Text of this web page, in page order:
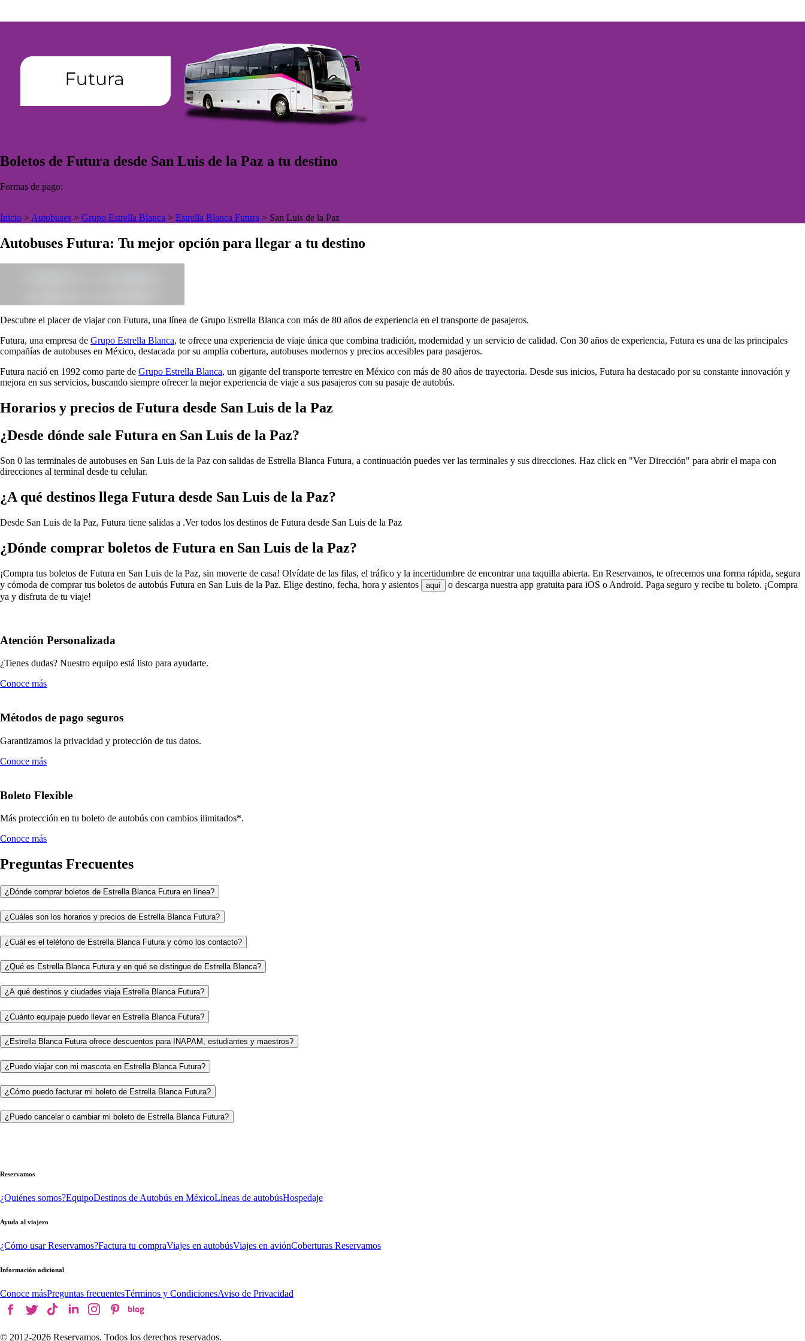
Boletos de Futura desde San Luis de la Paz a tu destino
Formas de pago:
Inicio > Autobuses > Grupo Estrella Blanca > Estrella Blanca Futura > San Luis de la Paz
Autobuses Futura: Tu mejor opción para llegar a tu destino
Descubre el placer de viajar con Futura, una línea de Grupo Estrella Blanca con más de 80 años de experiencia en el transporte de pasajeros.
Futura, una empresa de Grupo Estrella Blanca, te ofrece una experiencia de viaje única que combina tradición, modernidad y un servicio de calidad. Con 30 años de experiencia, Futura es una de las principales
compañías de autobuses en México, destacada por su amplia cobertura, autobuses modernos y precios accesibles para pasajeros.
Futura nació en 1992 como parte de Grupo Estrella Blanca, un gigante del transporte terrestre en México con más de 80 años de trayectoria. Desde sus inicios, Futura ha destacado por su constante innovación y
mejora en sus servicios, buscando siempre ofrecer la mejor experiencia de viaje a sus pasajeros con su pasaje de autobús.
Horarios y precios de Futura desde San Luis de la Paz
¿Desde dónde sale Futura en San Luis de la Paz?
Son 0 las terminales de autobuses en San Luis de la Paz con salidas de Estrella Blanca Futura, a continuación puedes ver las terminales y sus direcciones. Haz click en "Ver Dirección" para abrir el mapa con
direcciones al terminal desde tu celular.
¿A qué destinos llega Futura desde San Luis de la Paz?
Desde San Luis de la Paz, Futura tiene salidas a .Ver todos los destinos de Futura desde San Luis de la Paz
¿Dónde comprar boletos de Futura en San Luis de la Paz?
¡Compra tus boletos de Futura en San Luis de la Paz, sin moverte de casa! Olvídate de las filas, el tráfico y la incertidumbre de encontrar una taquilla abierta. En Reservamos, te ofrecemos una forma rápida, segura
y cómoda de comprar tus boletos de autobús Futura en San Luis de la Paz. Elige destino, fecha, hora y asientos
aquí
o descarga nuestra app gratuita para iOS o Android. Paga seguro y recibe tu boleto. ¡Compra
ya y disfruta de tu viaje!
Atención Personalizada
¿Tienes dudas? Nuestro equipo está listo para ayudarte.
Conoce más
Métodos de pago seguros
Garantizamos la privacidad y protección de tus datos.
Conoce más
Boleto Flexible
Más protección en tu boleto de autobús con cambios ilimitados*.
Conoce más
Preguntas Frecuentes
¿Dónde comprar boletos de Estrella Blanca Futura en línea?
¿Cuáles son los horarios y precios de Estrella Blanca Futura?
¿Cuál es el teléfono de Estrella Blanca Futura y cómo los contacto?
¿Qué es Estrella Blanca Futura y en qué se distingue de Estrella Blanca?
¿A qué destinos y ciudades viaja Estrella Blanca Futura?
¿Cuánto equipaje puedo llevar en Estrella Blanca Futura?
¿Estrella Blanca Futura ofrece descuentos para INAPAM, estudiantes y maestros?
¿Puedo viajar con mi mascota en Estrella Blanca Futura?
¿Cómo puedo facturar mi boleto de Estrella Blanca Futura?
¿Puedo cancelar o cambiar mi boleto de Estrella Blanca Futura?
Reservamos
¿Quiénes somos?EquipoDestinos de Autobús en MéxicoLíneas de autobúsHospedaje
Ayuda al viajero
¿Cómo usar Reservamos?Factura tu compraViajes en autobúsViajes en aviónCoberturas Reservamos
Información adicional
Conoce másPreguntas frecuentesTérminos y CondicionesAviso de Privacidad
© 2012-2026 Reservamos. Todos los derechos reservados.